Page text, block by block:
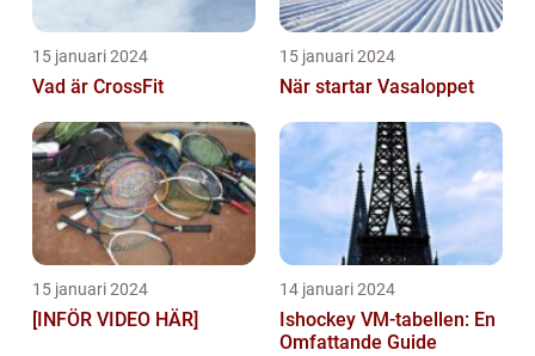
15 januari 2024
Vad är CrossFit
15 januari 2024
När startar Vasaloppet
15 januari 2024
[INFÖR VIDEO HÄR]
14 januari 2024
Ishockey VM-tabellen: En
Omfattande Guide